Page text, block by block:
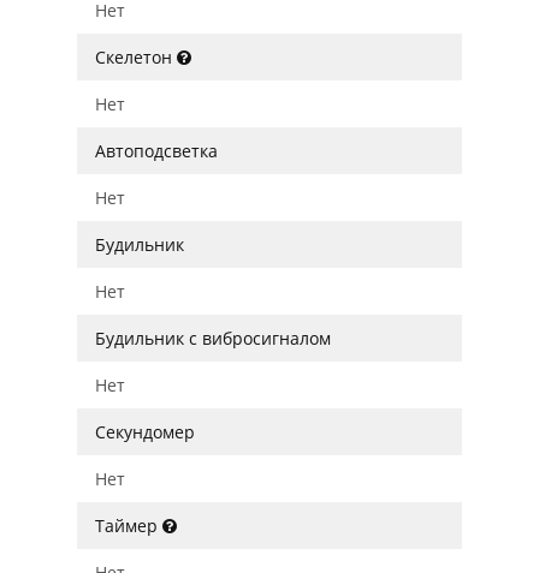
Нет
Скелетон
Нет
Автоподсветка
Нет
Будильник
Нет
Будильник с вибросигналом
Нет
Секундомер
Нет
Таймер